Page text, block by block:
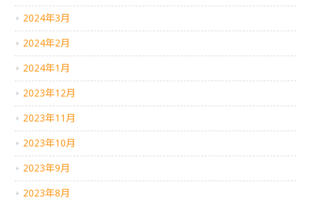
2024年3月
2024年2月
2024年1月
2023年12月
2023年11月
2023年10月
2023年9月
2023年8月